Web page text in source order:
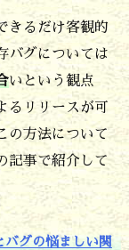
きるだけ客観的
バグについては
いという観点
るリリースが可
の方法について
記事で紹介して
バグの悩ましい関